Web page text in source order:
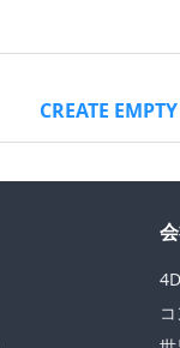
CREATE